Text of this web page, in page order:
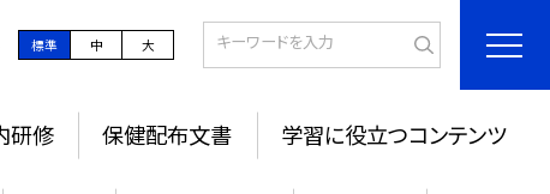
標準 中 大
研修 保健配布文書 学習に役立つコンテンツ